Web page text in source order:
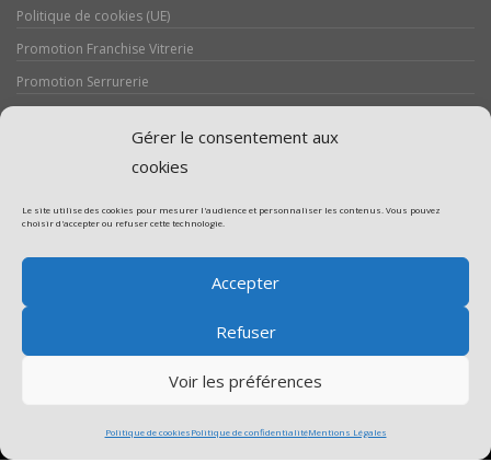
Gérer le consentement aux
cookies
Le site utilise des cookies pour mesurer l'audience et personnaliser les contenus. Vous pouvez
choisir d'accepter ou refuser cette technologie.
Accepter
Refuser
Voir les préférences
Politique de cookiesPolitique de confidentialitéMentions Légales
Politique de cookies (UE)
Promotion Franchise Vitrerie
Promotion Serrurerie